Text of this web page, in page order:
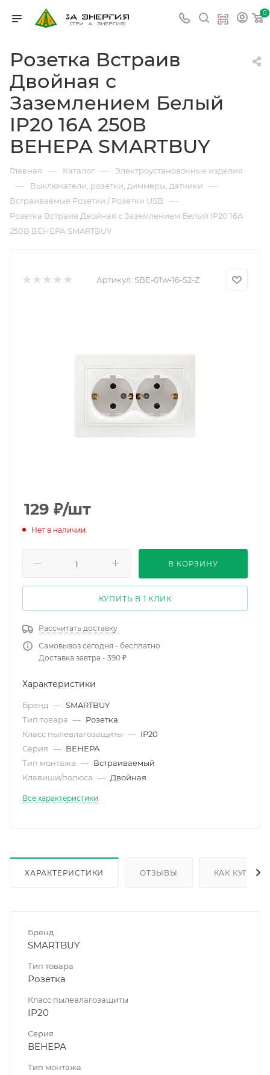
0
Розетка Встраив
Двойная с
Заземлением Белый
IP20 16А 250В
ВЕНЕРА SMARTBUY
Главная — Каталог — Электроустановочные изделия
— Выключатели, розетки, диммеры, датчики —
Встраиваемые Розетки / Розетки USB —
Розетка Встраив Двойная с Заземлением Белый IP20 16А
250В ВЕНЕРА SMARTBUY
Артикул: SBE-01w-16-S2-Z
129 ₽/шт
Нет в наличии
В КОРЗИНУ
КУПИТЬ В 1 КЛИК
Рассчитать доставку
Самовывоз сегодня - бесплатно
Доставка завтра - 390 ₽
Характеристики
Бренд — SMARTBUY
Тип товара — Розетка
Класс пылевлагозащиты — IP20
Серия — ВЕНЕРА
Тип монтажа — Встраиваемый
Клавиши/полюса — Двойная
Все характеристики
ХАРАКТЕРИСТИКИ ОТЗЫВЫ КАК КУПИТЬ
Бренд
SMARTBUY
Тип товара
Розетка
Класс пылевлагозащиты
IP20
Серия
ВЕНЕРА
Тип монтажа